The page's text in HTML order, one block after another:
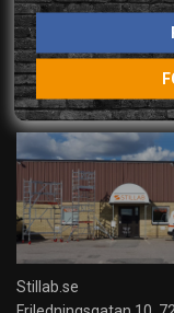
Tel: 021 - 480
Stillab.se